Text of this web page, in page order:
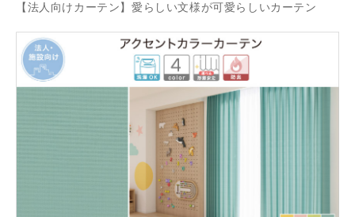
【法人向けカーテン】愛らしい文様が可愛らしいカーテン